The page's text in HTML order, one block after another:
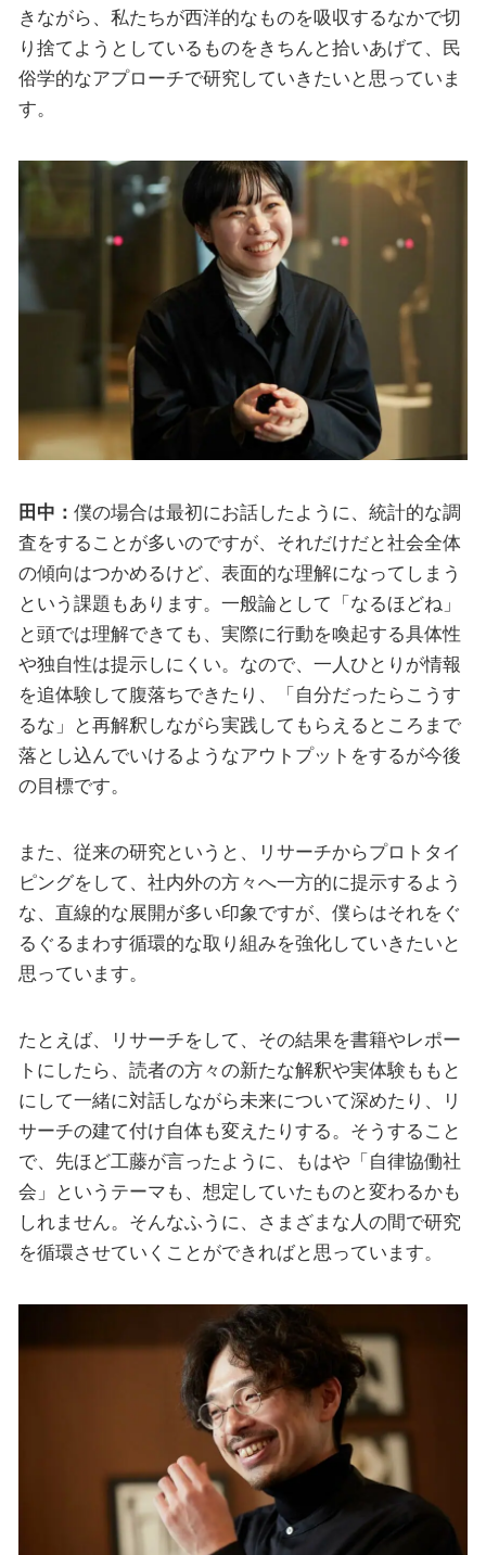
きながら、私たちが西洋的なものを吸収するなかで切
り捨てようとしているものをきちんと拾いあげて、民
俗学的なアプローチで研究していきたいと思っていま
す。
田中： 僕の場合は最初にお話したように、統計的な調
査をすることが多いのですが、それだけだと社会全体
の傾向はつかめるけど、表面的な理解になってしまう
という課題もあります。一般論として「なるほどね」
と頭では理解できても、実際に行動を喚起する具体性
や独自性は提示しにくい。なので、一人ひとりが情報
を追体験して腹落ちできたり、「自分だったらこうす
るな」と再解釈しながら実践してもらえるところまで
落とし込んでいけるようなアウトプットをするが今後
の目標です。
また、従来の研究というと、リサーチからプロトタイ
ピングをして、社内外の方々へ一方的に提示するよう
な、直線的な展開が多い印象ですが、僕らはそれをぐ
るぐるまわす循環的な取り組みを強化していきたいと
思っています。
たとえば、リサーチをして、その結果を書籍やレポー
トにしたら、読者の方々の新たな解釈や実体験ももと
にして一緒に対話しながら未来について深めたり、リ
サーチの建て付け自体も変えたりする。そうすること
で、先ほど工藤が言ったように、もはや「自律協働社
会」というテーマも、想定していたものと変わるかも
しれません。そんなふうに、さまざまな人の間で研究
を循環させていくことができればと思っています。